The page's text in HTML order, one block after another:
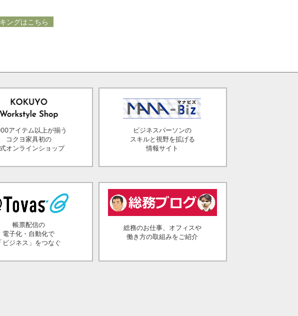
ングはこちら
アイテム以上が揃う
コクヨ家具初の
オンラインショップ
ビジネスパーソンの
スキルと視野を拡げる
情報サイト
帳票配信の
電子化・自動化で
「ビジネス」をつなぐ
総務のお仕事、オフィスや
働き方の取組みをご紹介